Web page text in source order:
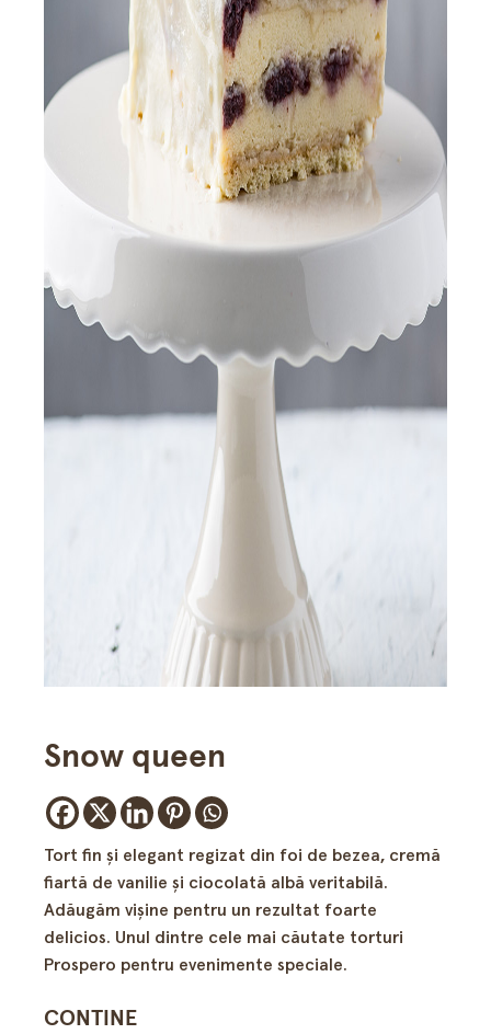
Snow queen
Tort fin şi elegant regizat din foi de bezea, cremă
fiartă de vanilie şi ciocolată albă veritabilă.
Adăugăm vişine pentru un rezultat foarte
delicios. Unul dintre cele mai căutate torturi
Prospero pentru evenimente speciale.
CONTINE